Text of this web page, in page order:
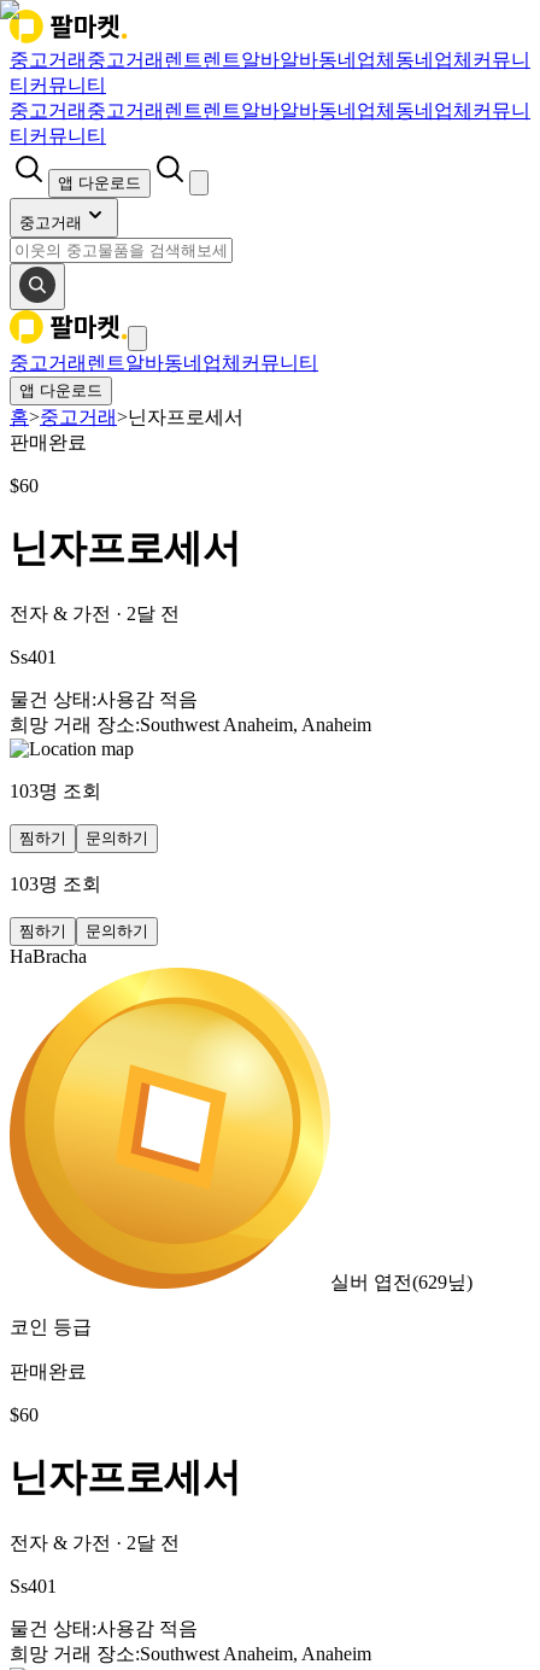
중고거래 중고거래 렌트렌트알바알바동네업체 동네업체 커뮤니
티 커뮤니티
중고거래 중고거래 렌트렌트알바알바동네업체 동네업체 커뮤니
티 커뮤니티
앱 다운로드
중고거래
중고거래 렌트알바동네업체 커뮤니티
앱 다운로드
홈>중고거래>닌자프로세서
판매완료
$60
닌자프로세서
전자 & 가전 · 2달 전
Ss401
물건 상태 :사용감 적음
희망 거래 장소:Southwest Anaheim, Anaheim
103명 조회
찜하기 문의하기
103명 조회
찜하기 문의하기
HaBracha
실버 엽전(629닢)
코인 등급
판매완료
$60
닌자프로세서
전자 & 가전 · 2달 전
Ss401
물건 상태 :사용감 적음
희망 거래 장소:Southwest Anaheim, Anaheim